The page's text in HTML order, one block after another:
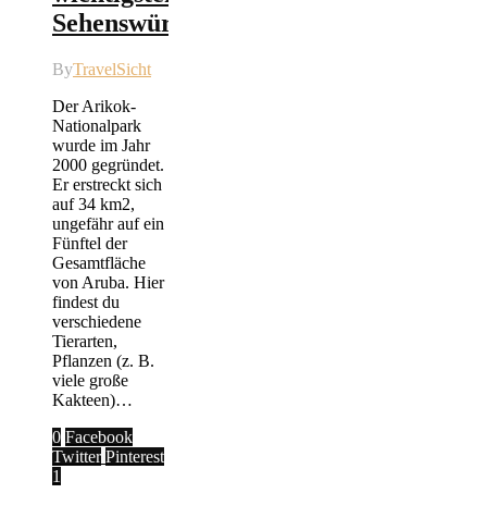
Sehenswürdigkeiten
ByTravelSicht
Der Arikok-
Nationalpark
wurde im Jahr
2000 gegründet.
Er erstreckt sich
auf 34 km2,
ungefähr auf ein
Fünftel der
Gesamtfläche
von Aruba. Hier
findest du
verschiedene
Tierarten,
Pflanzen (z. B.
viele große
Kakteen)…
0 Facebook
Twitter Pinterest
1